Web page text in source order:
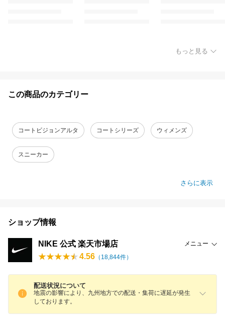
もっと見る
この商品のカテゴリー
コートビジョンアルタ コートシリーズ ウィメンズ
スニーカー
さらに表示
ショップ情報
NIKE 公式 楽天市場店 メニュー
4.56 （ 18,844件）
配送状況について
地震の影響により、九州地方での配送・集荷に遅延が発生
しております。